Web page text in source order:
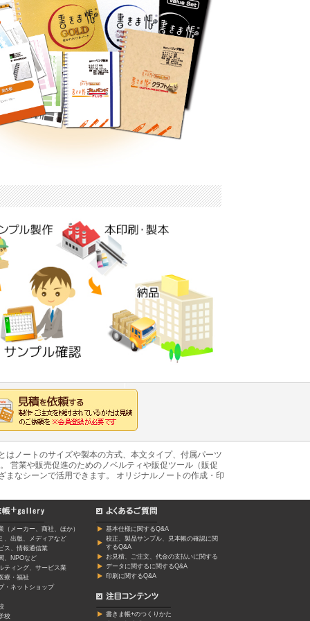
ノートのサイズや製本の方式、本文タイプ、付属パーツ
営業や販売促進のためのノベルティや販促ツール（販促
なシーンで活用できます。 オリジナルノートの作成・印
（メーカー、商社、ほか）
、出版、メディアなど
ス、情報通信業
、NPOなど
ティング、サービス業
療・福祉
・ネットショップ
校
基本仕様に関するQ&A
校正、製品サンプル、見本帳の確認に関
するQ&A
お見積、ご注文、代金の支払いに関する
データに関するに関するQ&A
印刷に関するQ&A
書きま帳+のつくりかた